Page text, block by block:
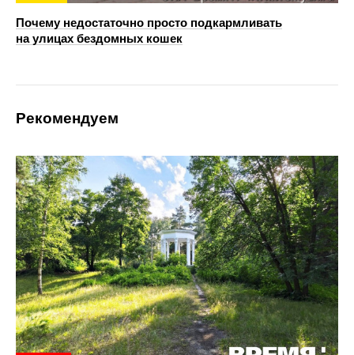
Почему недостаточно просто подкармливать
на улицах бездомных кошек
Рекомендуем